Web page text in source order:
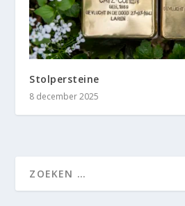
Stolpersteine
8 december 2025